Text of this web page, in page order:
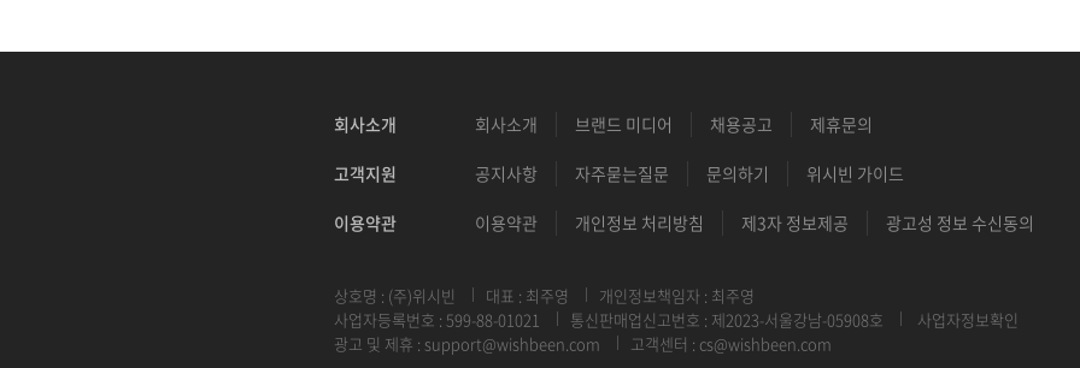
회사소개 회사소개 브랜드 미디어 채용공고 제휴문의
고객지원 공지사항 자주묻는질문 문의하기 위시빈 가이드
이용약관 이용약관 개인정보 처리방침 제3자 정보제공 광고성 정보 수신동의
상호명 : (주)위시빈 대표 : 최주영
개인정보책임자 : 최주영
사업자등록번호 : 599-88-01021
통신판매업신고번호 : 제2023-서울강남-05908호
사업자정보확인
광고 및 제휴 : support@wishbeen.com 고객센터 : cs@wishbeen.com